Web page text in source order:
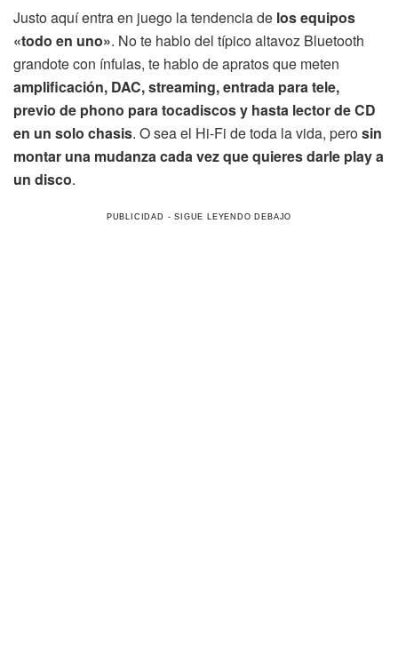
Justo aquí entra en juego la tendencia de los equipos
«todo en uno». No te hablo del típico altavoz Bluetooth
grandote con ínfulas, te hablo de apratos que meten
amplificación, DAC, streaming, entrada para tele,
previo de phono para tocadiscos y hasta lector de CD
en un solo chasis. O sea el Hi-Fi de toda la vida, perosin
montar una mudanza cada vez que quieres darle play a
un disco.